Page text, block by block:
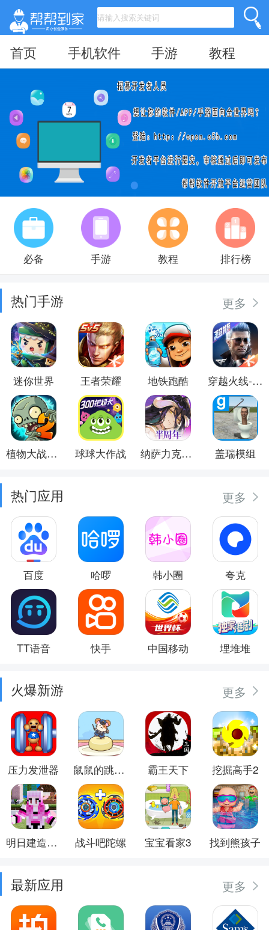
首页 手机软件 手游 教程
必备 手游 教程 排行榜
热门手游 更多
迷你世界 王者荣耀 地铁跑酷 穿越火线-枪战王者
植物大战僵尸2 球球大作战 纳萨力克之王 盖瑞模组
热门应用 更多
百度 哈啰 韩小圈 夸克
TT语音 快手 中国移动 埋堆堆
火爆新游 更多
压力发泄器 鼠鼠的跳跃冒险 霸王天下 挖掘高手2
明日建造大师 战斗吧陀螺 宝宝看家3 找到熊孩子
最新应用 更多